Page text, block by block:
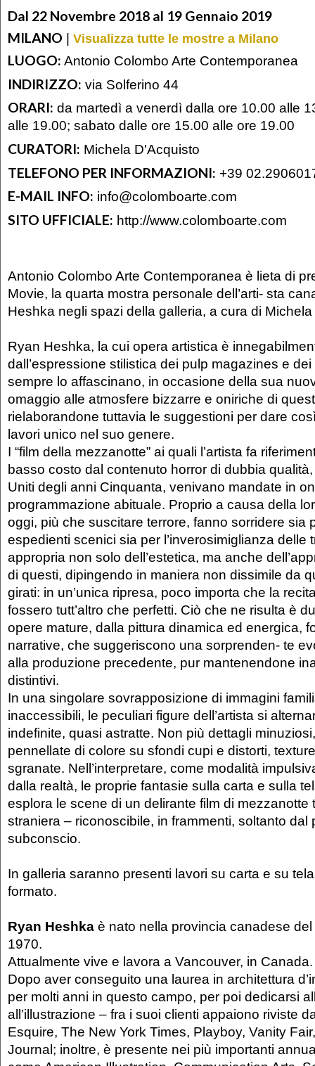
Dal 22 Novembre 2018 al 19 Gennaio 2019
MILANO | Visualizza tutte le mostre a Milano
LUOGO: Antonio Colombo Arte Contemporanea
INDIRIZZO: via Solferino 44
ORARI: da martedì a venerdì dalla ore 10.00 alle
alle 19.00; sabato dalle ore 15.00 alle ore 19.00
CURATORI: Michela D'Acquisto
TELEFONO PER INFORMAZIONI: +39
E-MAIL INFO: info@colomboarte.com
SITO UFFICIALE: http://www.colomboarte.com
Antonio Colombo Arte Contemporanea è lieta di
Movie, la quarta mostra personale dell’arti- sta
Heshka negli spazi della galleria, a cura di Michela
Ryan Heshka, la cui opera artistica è
dall’espressione stilistica dei pulp magazines e
sempre lo affascinano, in occasione della sua
omaggio alle atmosfere bizzarre e oniriche di
rielaborandone tuttavia le suggestioni per dare
lavori unico nel suo genere.
I “film della mezzanotte” ai quali l’artista fa
basso costo dal contenuto horror di dubbia
Uniti degli anni Cinquanta, venivano mandate in
programmazione abituale. Proprio a causa della
oggi, più che suscitare terrore, fanno sorridere sia
espedienti scenici sia per l’inverosimiglianza delle
appropria non solo dell’estetica, ma anche
di questi, dipingendo in maniera non dissimile da
girati: in un’unica ripresa, poco importa che la
fossero tutt’altro che perfetti. Ciò che ne risulta è
opere mature, dalla pittura dinamica ed energica,
narrative, che suggeriscono una sorprenden- te
alla produzione precedente, pur mantenendone
distintivi.
In una singolare sovrapposizione di immagini
inaccessibili, le peculiari figure dell’artista si
indefinite, quasi astratte. Non più dettagli
pennellate di colore su sfondi cupi e distorti,
sgranate. Nell’interpretare, come modalità
dalla realtà, le proprie fantasie sulla carta e sulla
esplora le scene di un delirante film di mezzanotte
straniera – riconoscibile, in frammenti, soltanto dal
subconscio.
In galleria saranno presenti lavori su carta e su
formato.
Ryan Heshka è nato nella provincia canadese
1970.
Attualmente vive e lavora a Vancouver, in Canada.
Dopo aver conseguito una laurea in architettura
per molti anni in questo campo, per poi dedicarsi
all’illustrazione – fra i suoi clienti appaiono riviste
Esquire, The New York Times, Playboy, Vanity
Journal; inoltre, è presente nei più importanti